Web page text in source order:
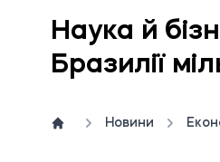
Наука й
Бразилії
Новини